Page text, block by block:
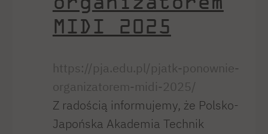
MIDI 2025
https://pja.edu.pl/pjatk-ponownie-
organizatorem-midi-2025/
Z radością informujemy, że Polsko-
Japońska Akademia Technik